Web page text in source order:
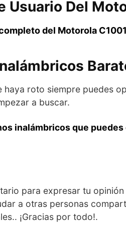
Usuario Del
del Motorola
haya roto siempre puedes
a buscar.
inalámbricos que puedes
para expresar tu
a otras personas
¡Gracias por todo!.